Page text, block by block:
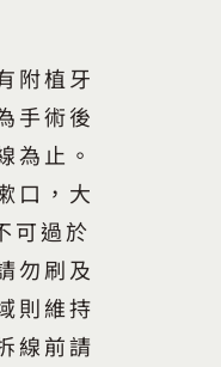
附植牙
手術後
為止。
口，大
可過於
勿刷及
則維持
線前請